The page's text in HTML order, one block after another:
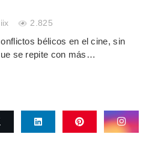
2.825
bélicos en el cine, sin
se repite con más…